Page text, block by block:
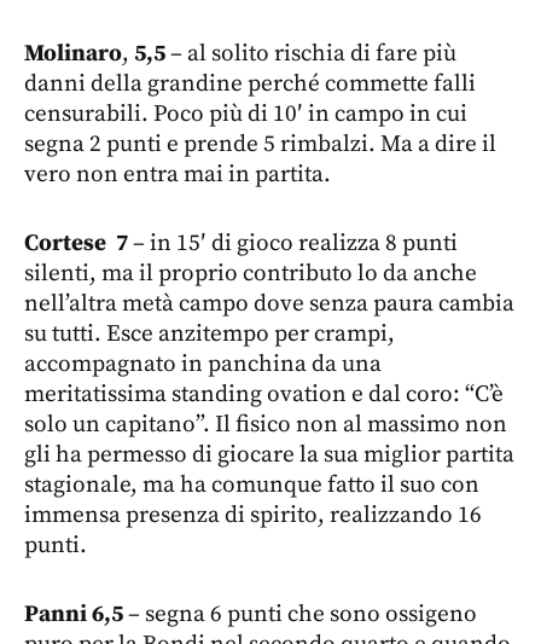
Molinaro, 5,5– al solito rischia di fare più
danni della grandine perché commette falli
censurabili. Poco più di 10′ in campo in cui
segna 2 punti e prende 5 rimbalzi. Ma a dire il
vero non entra mai in partita.
Cortese 7– in 15′ di gioco realizza 8 punti
silenti, ma il proprio contributo lo da anche
nell’altra metà campo dove senza paura cambia
su tutti. Esce anzitempo per crampi,
accompagnato in panchina da una
meritatissima standing ovation e dal coro: “C’è
solo un capitano”. Il fisico non al massimo non
gli ha permesso di giocare la sua miglior partita
stagionale, ma ha comunque fatto il suo con
immensa presenza di spirito, realizzando 16
punti.
Panni6,5– segna 6 punti che sono ossigeno